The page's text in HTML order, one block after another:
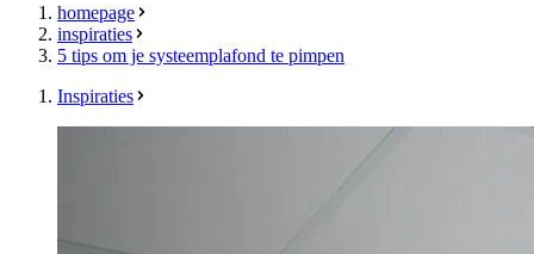
homepage
inspiraties
5 tips om je systeemplafond te pimpen
Inspiraties